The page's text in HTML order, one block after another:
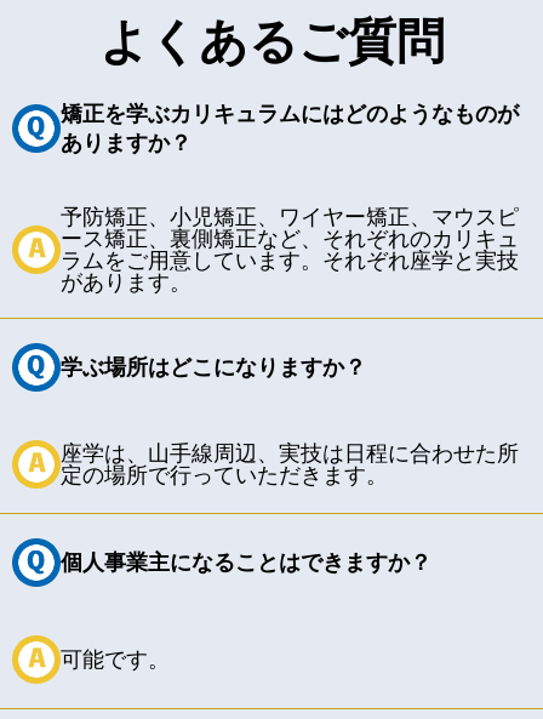
よくあるご質問
矯正を学ぶカリキュラムにはどのようなものが
ありますか？
予防矯正、小児矯正、ワイヤー矯正、マウスピ
ース矯正、裏側矯正など、 それぞれのカリキュ
ラムをご用意しています。それぞれ座学と実技
があります。
学ぶ場所はどこになりますか？
座学は、山手線周辺、実技は日程に合わせた所
定の場所で行っていただきます。
個人事業主になることはできますか？
可能です。